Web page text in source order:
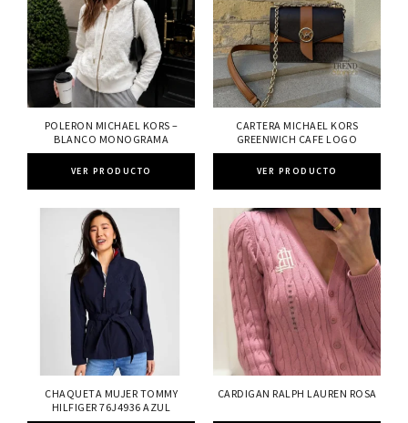
POLERON MICHAEL KORS –
BLANCO MONOGRAMA
VER PRODUCTO
CARTERA MICHAEL KORS
GREENWICH CAFE LOGO
VER PRODUCTO
CHAQUETA MUJER TOMMY
HILFIGER 76J4936 AZUL
CARDIGAN RALPH LAUREN ROSA